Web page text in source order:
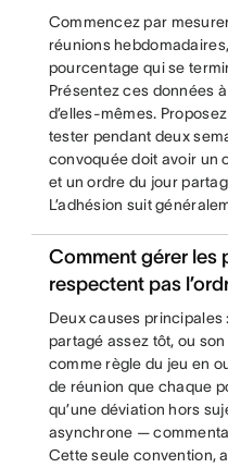
Commencez par
réunions
pourcentage qui se
Présentez ces données
d’elles-mêmes.
tester pendant deux
convoquée doit avoir un
et un ordre du jour
L’adhésion suit
Comment gérer les
respectent pas
Deux causes principales
partagé assez tôt, ou
comme règle du jeu en
de réunion que chaque
qu’une déviation hors
asynchrone —
Cette seule convention,